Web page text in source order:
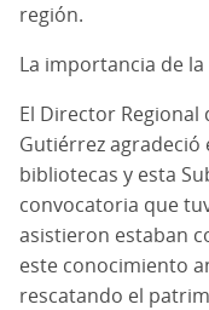
región.
La importancia de
El Director Regional
Gutiérrez
bibliotecas y esta
convocatoria que
asistieron estaban
este conocimiento
rescatando el